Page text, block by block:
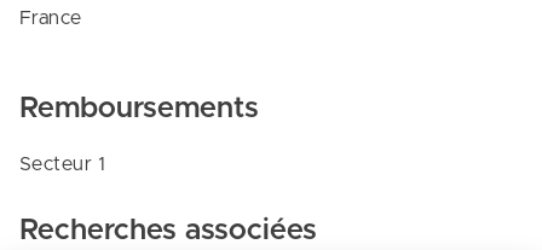
France
Remboursements
Secteur 1
Recherches associées